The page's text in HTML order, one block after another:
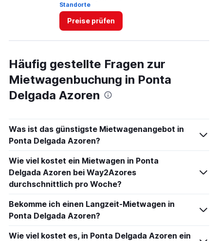
Standorte
Preise prüfen
Häufig gestellte Fragen zur
Mietwagenbuchung in Ponta
Delgada Azoren
Was ist das günstigste Mietwagenangebot in
Ponta Delgada Azoren?
Wie viel kostet ein Mietwagen in Ponta
Delgada Azoren bei Way2Azores
durchschnittlich pro Woche?
Bekomme ich einen Langzeit-Mietwagen in
Ponta Delgada Azoren?
Wie viel kostet es, in Ponta Delgada Azoren ein